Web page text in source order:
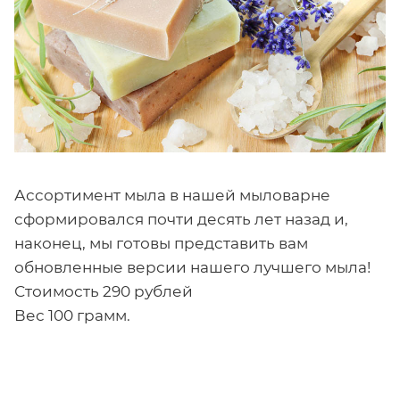
Ассортимент мыла в нашей мыловарне
сформировался почти десять лет назад и,
наконец, мы готовы представить вам
обновленные версии нашего лучшего мыла!
Стоимость 290 рублей
Вес 100 грамм.